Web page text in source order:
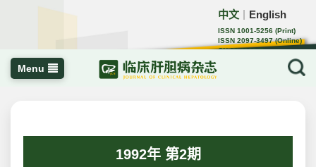
中文 English
ISSN 1001-5256 (Print)
ISSN 2097-3497 (Online)
CN 22-1108/R
Menu
1992年 第2期